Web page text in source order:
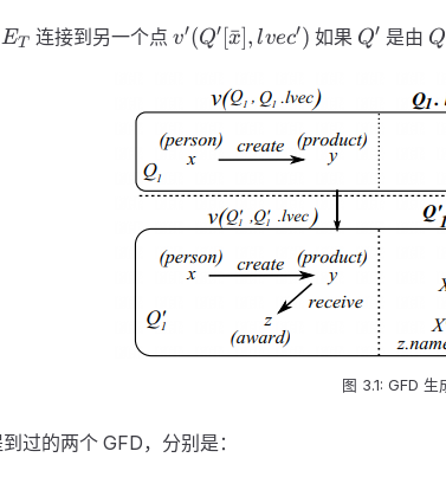
\rightarrow
ET 连接到另一个点v' (
lvec' )
v′(Q′ [x
ˉ], lvec′) 如果 Q'
Q′ 是由 Q
Q
图 3.1: GFD 生
过的两个 GFD，分别是：